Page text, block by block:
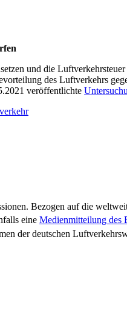
und die
des Luftverkehrs
veröffentlichte
Bezogen auf die
eine Medienmitteilung des
der deutschen